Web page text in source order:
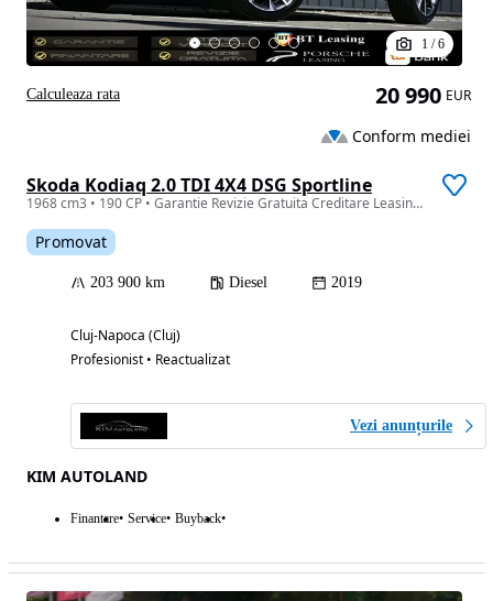
1 /6
Skoda Kodiaq 2.0 TDI 4X4 DSG Sportline
1968 cm3 • 190 CP • Garantie Revizie Gratuita Creditare Leasing Rate Fixe SPORTLINE
Promovat
203 900 km Diesel 2019
Cluj-Napoca (Cluj)
Profesionist • Reactualizat
Vezi anunțurile
KIM AUTOLAND
Finantare Service Buyback
20 990 EUR
Conform mediei
Calculeaza rata